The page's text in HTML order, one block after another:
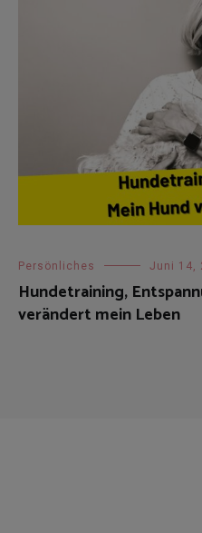
Persönliches Juni 14,
Hundetraining,
verändert mein Leben